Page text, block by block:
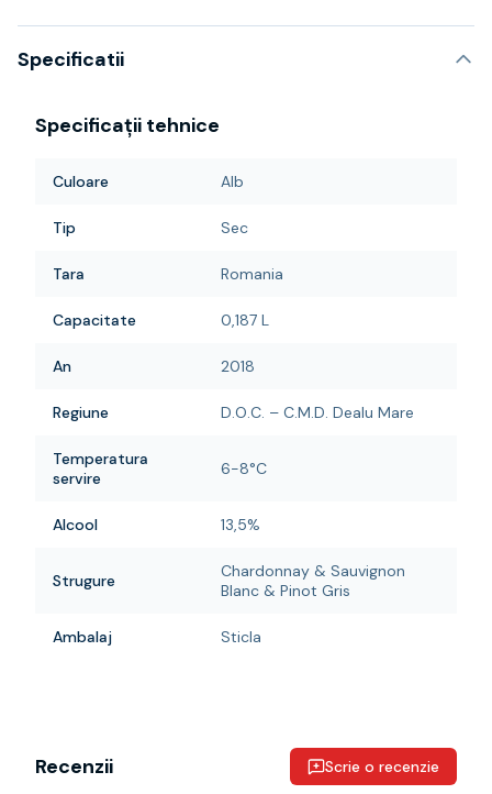
Specificatii
Specificații tehnice
Culoare Alb
Tip Sec
Tara Romania
Capacitate 0,187 L
An 2018
Regiune D.O.C. – C.M.D. Dealu Mare
Temperatura
servire
6-8°C
Alcool 13,5%
Strugure
Chardonnay & Sauvignon
Blanc & Pinot Gris
Ambalaj Sticla
Recenzii Scrie o recenzie